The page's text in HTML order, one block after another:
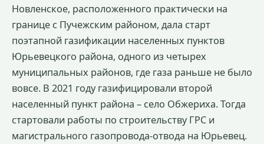
Новленское, расположенного практически на
границе с Пучежским районом, дала старт
поэтапной газификации населенных пунктов
Юрьевецкого района, одного из четырех
муниципальных районов, где газа раньше не было
вовсе. В 2021 году газифицировали второй
населенный пункт района – село Обжериха. Тогда
стартовали работы по строительству ГРС и
магистрального газопровода-отвода на Юрьевец.